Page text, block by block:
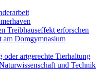
Treibhauseffekt erforschen
Domgymnasium
oder artgerechte Tierhaltung
und Technik